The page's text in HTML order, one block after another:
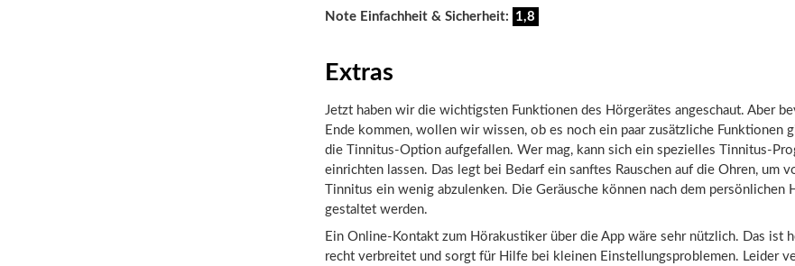
Note Einfachheit & Sicherheit: 1,8
Extras
Jetzt haben wir die wichtigsten Funktionen des Hörgerätes angeschaut. Aber
Ende kommen, wollen wir wissen, ob es noch ein paar zusätzliche Funktionen
die Tinnitus-Option aufgefallen. Wer mag, kann sich ein spezielles Tinnitus-
einrichten lassen. Das legt bei Bedarf ein sanftes Rauschen auf die Ohren, um
Tinnitus ein wenig abzulenken. Die Geräusche können nach dem persönlichen
gestaltet werden.
Ein Online-Kontakt zum Hörakustiker über die App wäre sehr nützlich. Das ist
recht verbreitet und sorgt für Hilfe bei kleinen Einstellungsproblemen. Leider